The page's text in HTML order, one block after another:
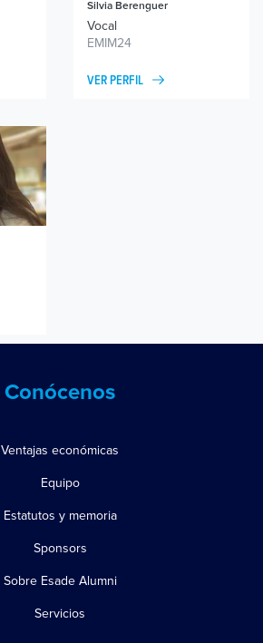
Silvia Berenguer
Vocal
EMIM24
VER PERFIL
Conócenos
Ventajas económicas
Equipo
Estatutos y memoria
Sponsors
Sobre Esade Alumni
Servicios